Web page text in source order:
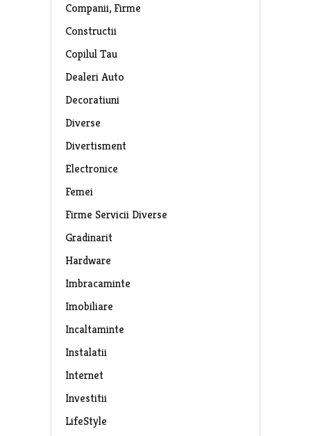
Companii, Firme
Constructii
Copilul Tau
Dealeri Auto
Decoratiuni
Diverse
Divertisment
Electronice
Femei
Firme Servicii Diverse
Gradinarit
Hardware
Imbracaminte
Imobiliare
Incaltaminte
Instalatii
Internet
Investitii
LifeStyle